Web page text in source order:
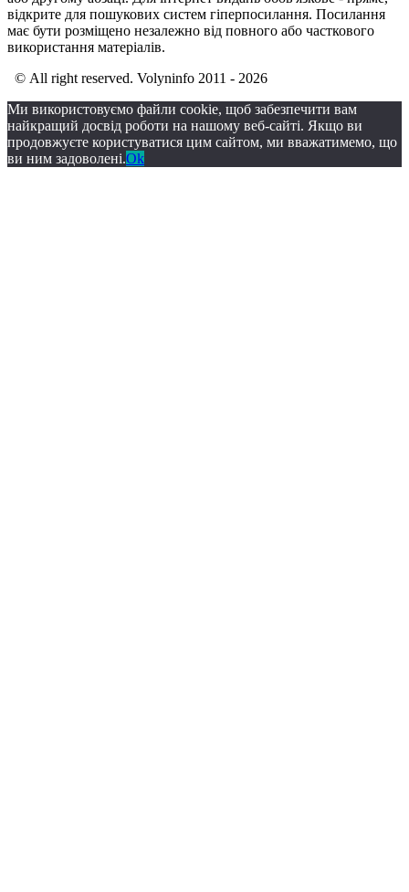
відкрите для пошукових систем гіперпосилання. Посилання
має бути розміщено незалежно від повного або часткового
використання матеріалів.
© All right reserved. Volyninfo 2011 - 2026
Ми використовуємо файли cookie, щоб забезпечити вам
найкращий досвід роботи на нашому веб-сайті. Якщо ви
продовжуєте користуватися цим сайтом, ми вважатимемо, що
ви ним задоволені.Ok